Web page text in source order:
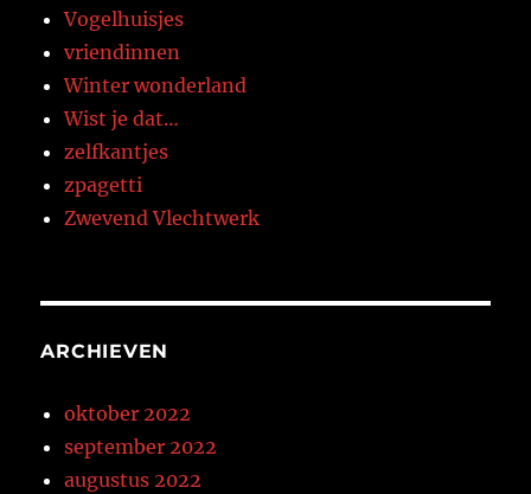
Vogelhuisjes
vriendinnen
Winter wonderland
Wist je dat…
zelfkantjes
zpagetti
Zwevend Vlechtwerk
ARCHIEVEN
oktober 2022
september 2022
augustus 2022